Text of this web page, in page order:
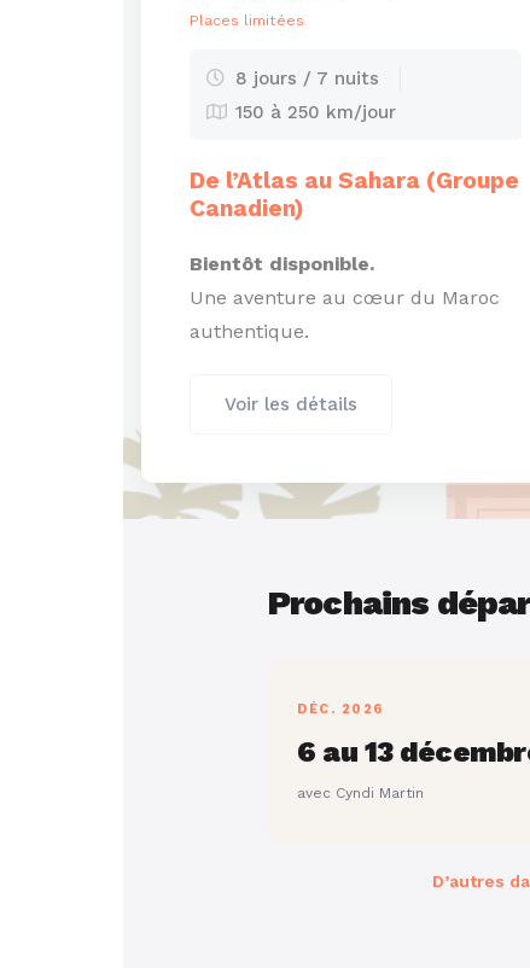
Places limitées
8 jours / 7 nuits
150 à 250 km/jour
De l’Atlas au Sahara (Groupe
Canadien)
Bientôt disponible.
Une aventure au cœur du Maroc
authentique.
Voir les détails
Prochains
DÉC. 2026
6 au 13
avec Cyndi Martin
D’autres